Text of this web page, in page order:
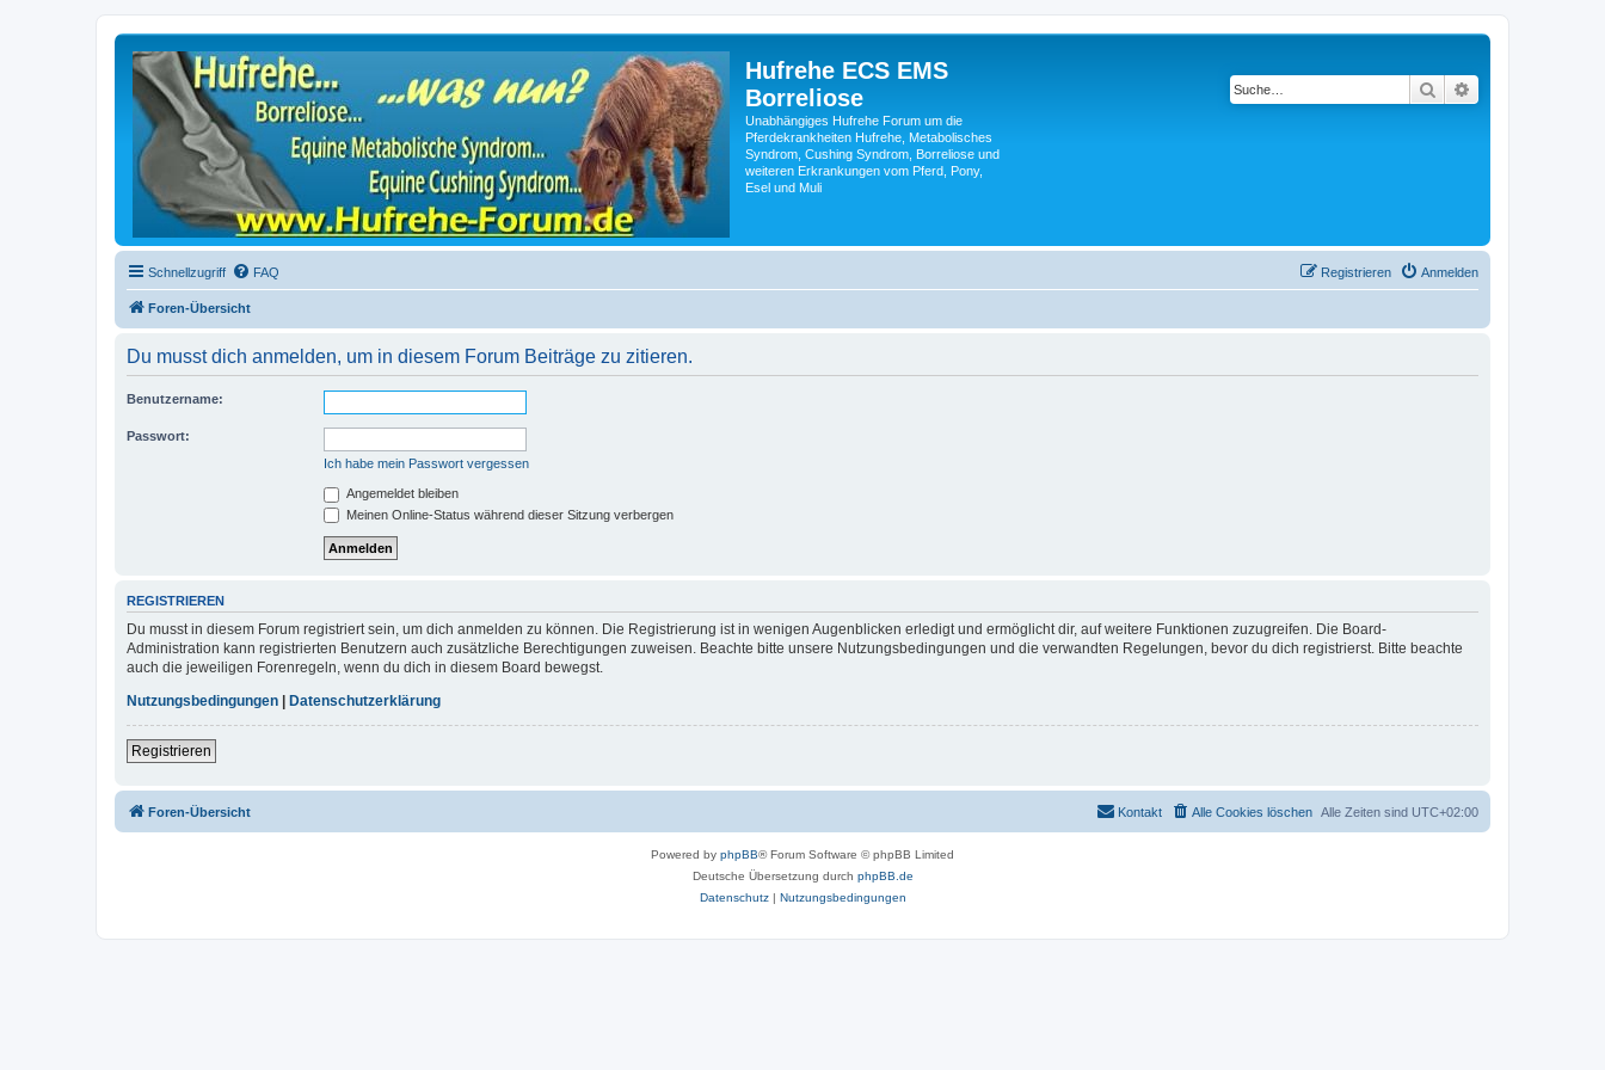
Hufrehe ECS EMS
Borreliose
Unabhängiges Hufrehe Forum um die
Pferdekrankheiten Hufrehe, Metabolisches
Syndrom, Cushing Syndrom, Borreliose und
weiteren Erkrankungen vom Pferd, Pony,
Esel und Muli
Suche
Schnellzugriff FAQ Anmelden
Registrieren
Foren-Übersicht
Du musst dich anmelden, um in diesem Forum Beiträge zu zitieren.
Benutzername:
Passwort:
Ich habe mein Passwort vergessen
Angemeldet bleiben
Meinen Online-Status während dieser Sitzung verbergen
REGISTRIEREN
Du musst in diesem Forum registriert sein, um dich anmelden zu können. Die Registrierung ist in wenigen Augenblicken erledigt und ermöglicht dir, auf weitere Funktionen zuzugreifen. Die Board-
Administration kann registrierten Benutzern auch zusätzliche Berechtigungen zuweisen. Beachte bitte unsere Nutzungsbedingungen und die verwandten Regelungen, bevor du dich registrierst. Bitte beachte
auch die jeweiligen Forenregeln, wenn du dich in diesem Board bewegst.
Nutzungsbedingungen | Datenschutzerklärung
Registrieren
Foren-Übersicht Alle Zeiten sind UTC+02:00
Alle Cookies löschen
Kontakt
Powered by phpBB® Forum Software © phpBB Limited
Deutsche Übersetzung durch phpBB.de
Datenschutz| Nutzungsbedingungen